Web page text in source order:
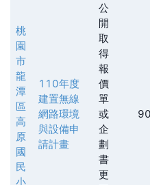
桃
園
市
龍
潭
區
高
原
國
民
小
110年度
建置無線
網路環境
與設備申
請計畫
公
開
取
得
報
價
單
或
企
劃
書
更